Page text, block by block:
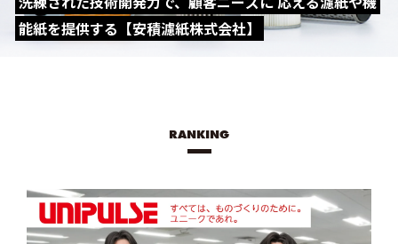
能紙を提供する【安積濾紙株式会社】
RANKING